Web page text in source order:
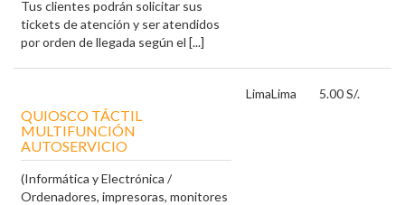
Tus clientes podrán solicitar sus
tickets de atención y ser atendidos
por orden de llegada según el [...]
QUIOSCO TÁCTIL
MULTIFUNCIÓN
AUTOSERVICIO
(Informática y Electrónica /
Ordenadores, impresoras, monitores
LimaLima 5.00 S/.